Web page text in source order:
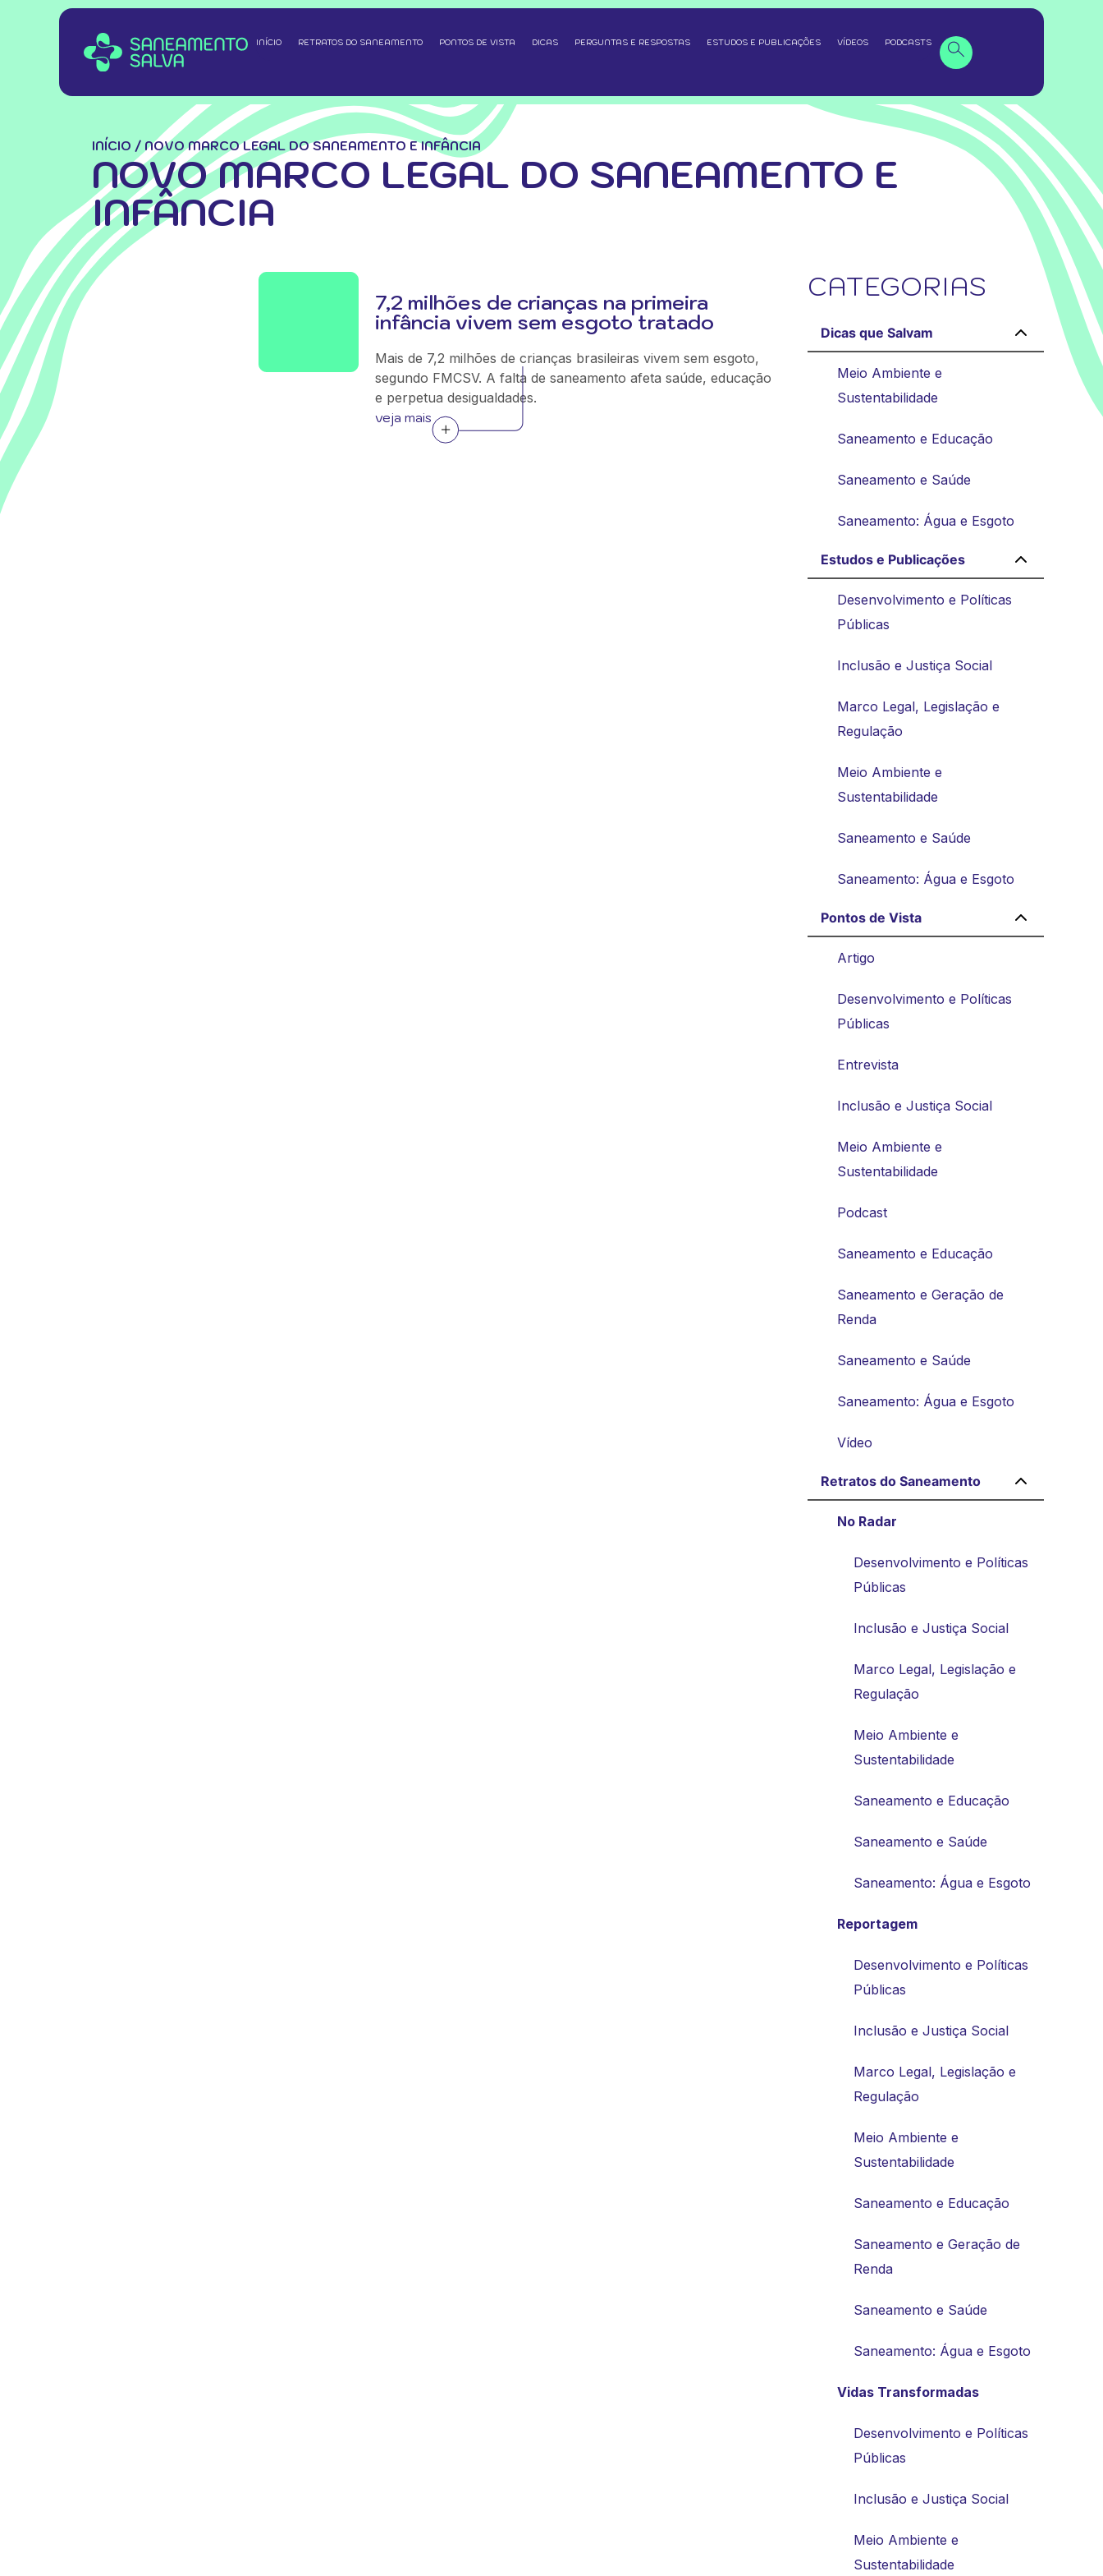
INÍCIO RETRATOS DO SANEAMENTO PONTOS DE VISTA DICAS PERGUNTAS E RESPOSTAS ESTUDOS E PUBLICAÇÕES VÍDEOS PODCASTS
INÍCIO / NOVO MARCO LEGAL DO SANEAMENTO E INFÂNCIA
NOVO MARCO LEGAL DO SANEAMENTO E
INFÂNCIA
7,2 milhões de crianças na primeira
infância vivem sem esgoto tratado
Mais de 7,2 milhões de crianças brasileiras vivem sem esgoto,
segundo FMCSV. A falta de saneamento afeta saúde, educação
e perpetua desigualdades.
veja mais
CATEGORIAS
Dicas que Salvam
Meio Ambiente e
Sustentabilidade
Saneamento e Educação
Saneamento e Saúde
Saneamento: Água e Esgoto
Estudos e Publicações
Desenvolvimento e Políticas
Públicas
Inclusão e Justiça Social
Marco Legal, Legislação e
Regulação
Meio Ambiente e
Sustentabilidade
Saneamento e Saúde
Saneamento: Água e Esgoto
Pontos de Vista
Artigo
Desenvolvimento e Políticas
Públicas
Entrevista
Inclusão e Justiça Social
Meio Ambiente e
Sustentabilidade
Podcast
Saneamento e Educação
Saneamento e Geração de
Renda
Saneamento e Saúde
Saneamento: Água e Esgoto
Vídeo
Retratos do Saneamento
No Radar
Desenvolvimento e Políticas
Públicas
Inclusão e Justiça Social
Marco Legal, Legislação e
Regulação
Meio Ambiente e
Sustentabilidade
Saneamento e Educação
Saneamento e Saúde
Saneamento: Água e Esgoto
Reportagem
Desenvolvimento e Políticas
Públicas
Inclusão e Justiça Social
Marco Legal, Legislação e
Regulação
Meio Ambiente e
Sustentabilidade
Saneamento e Educação
Saneamento e Geração de
Renda
Saneamento e Saúde
Saneamento: Água e Esgoto
Vidas Transformadas
Desenvolvimento e Políticas
Públicas
Inclusão e Justiça Social
Meio Ambiente e
Sustentabilidade